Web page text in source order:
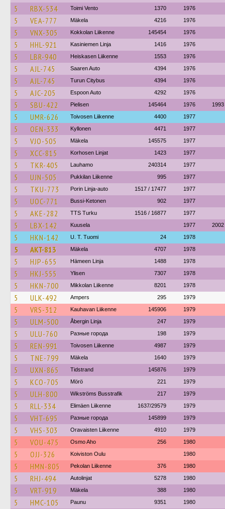
5
RBX-534 Toimi Vento 1370 1976
5 VEA-777 Mäkela 4216 1976
5 VNX-305 Kokkolan Liikenne 145454 1976
5 HHL-921 Kasiniemen Linja 1416 1976
5 LBR-940 Heiskasen Liikenne 1553 1976
5 AJL-745 Saaren Auto 4394 1976
5 AJL-745 Turun Citybus 4394 1976
5 AJC-205 Espoon Auto 4292 1976
5 SBU-422 Pielisen 145464 1976 1993
5 UMR-626 Toivosen Liikenne 4400 1977
5 OEN-333 Kyllonen 4471 1977
5 VJO-505 Mäkela 145575 1977
5 XCC-815 Korhosen Linjat 1423 1977
5 TKR-405 Lauhamo 240314 1977
5 UJN-505 Pukkilan Liikenne 995 1977
5 TKU-773 Porin Linja-auto 1517 / 17477 1977
5 UOC-771 Bussi-Ketonen 902 1977
5 AKE-282 TTS Turku 1516 / 16877 1977
5 LBX-142 Kuusela 1977 2002
5 HKN-142 U. T. Tuomi 24 1978
5 AKT-813 Mäkela 4707 1978
5 HJP-655 Hämeen Linja 1488 1978
5 HKJ-555 Ylisen 7307 1978
5 HKN-700 Mikkolan Liikenne 8201 1978
5 ULK-492 Ampers 295 1979
5 VRS-312 Kauhavan Liikenne 145906 1979
5 ULM-500 Åbergin Linja 247 1979
5 ULU-760 Разные города 198 1979
5 REN-991 Toivosen Liikenne 4987 1979
5 TNE-799 Mäkela 1640 1979
5 UXN-865 Tidstrand 145876 1979
5 KCO-705 Mörö 221 1979
5 ULH-800 Wikströms Busstrafik 217 1979
5 RLL-334 Elimäen Liikenne 1637/29579 1979
5 VHT-695 Разные города 145899 1979
5 VHS-303 Oravaisten Liikenne 4910 1979
5 VOU-475 Osmo Aho 256 1980
5 OJJ-326 Koiviston Oulu 1980
5 HMN-805 Pekolan Liikenne 376 1980
5 RHJ-494 Autolinjat 5278 1980
5 VRT-919 Mäkela 388 1980
5 HMC-105 Paunu 9351 1980